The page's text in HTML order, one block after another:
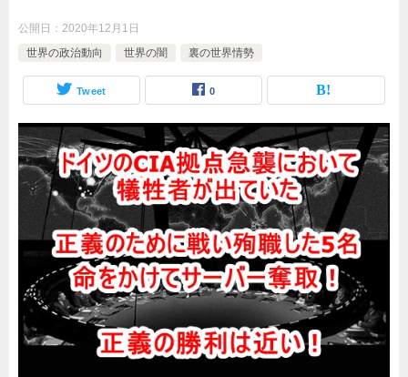
公開日： 2020年12月1日
世界の政治動向
世界の闇 裏の世界情勢
Tweet 0